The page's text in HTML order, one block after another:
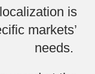
is
markets’
needs.